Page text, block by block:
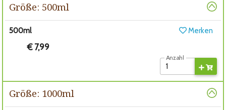
Größe: 500ml
500ml Merken
€ 7,99
Anzahl
Größe: 1000ml